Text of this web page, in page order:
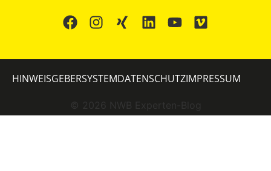
© 2026 NWB Experten-Blog
HINWEISGEBERSYSTEMDATENSCHUTZIMPRESSUM